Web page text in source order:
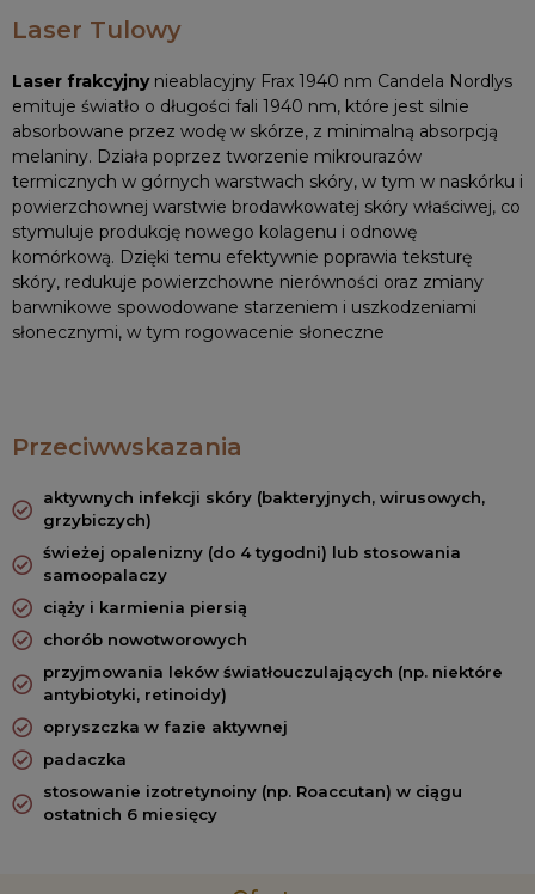
Laser Tulowy
Laser frakcyjnynieablacyjny Frax 1940 nm Candela Nordlys
emituje światło o długości fali 1940 nm, które jest silnie
absorbowane przez wodę w skórze, z minimalną absorpcją
melaniny. Działa poprzez tworzenie mikrourazów
termicznych w górnych warstwach skóry, w tym w naskórku i
powierzchownej warstwie brodawkowatej skóry właściwej, co
stymuluje produkcję nowego kolagenu i odnowę
komórkową. Dzięki temu efektywnie poprawia teksturę
skóry, redukuje powierzchowne nierówności oraz zmiany
barwnikowe spowodowane starzeniem i uszkodzeniami
słonecznymi, w tym rogowacenie słoneczne
Przeciwwskazania
aktywnych infekcji skóry (bakteryjnych, wirusowych,
grzybiczych)
świeżej opalenizny (do 4 tygodni) lub stosowania
samoopalaczy
ciąży i karmienia piersią
chorób nowotworowych
przyjmowania leków światłouczulających (np. niektóre
antybiotyki, retinoidy)
opryszczka w fazie aktywnej
padaczka
stosowanie izotretynoiny (np. Roaccutan) w ciągu
ostatnich 6 miesięcy